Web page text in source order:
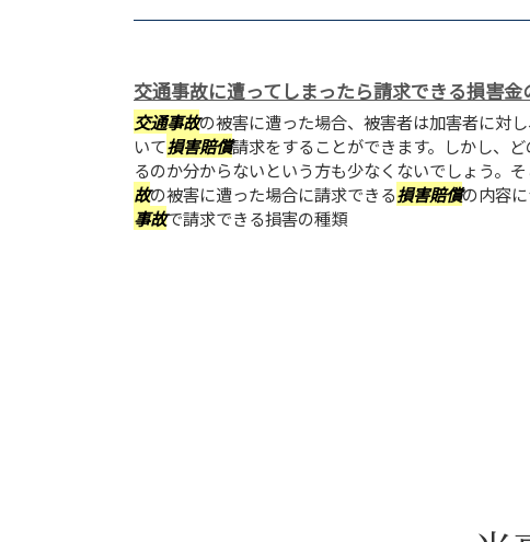
交通事故に遭ってしまったら請求できる損害金
交通事故の被害に遭った場合、被害者は加害者に対
いて損害賠償請求をすることができます。しかし、
るのか分からないという方も少なくないでしょう。
故の被害に遭った場合に請求できる損害賠償の内容
事故で請求できる損害の種類